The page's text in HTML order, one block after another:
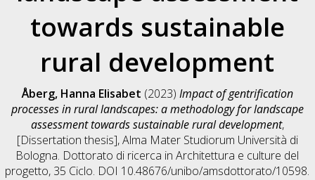
towards sustainable
rural development
Åberg, Hanna Elisabet (2023) Impact of gentrification
processes in rural landscapes: a methodology for landscape
assessment towards sustainable rural development,
[Dissertation thesis], Alma Mater Studiorum Università di
Bologna. Dottorato di ricerca inArchitettura e culture del
progetto, 35 Ciclo. DOI 10.48676/unibo/amsdottorato/10598.